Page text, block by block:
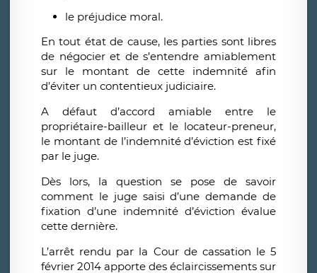
le préjudice moral.
En tout état de cause, les parties sont libres
de négocier et de s’entendre amiablement
sur le montant de cette indemnité afin
d’éviter un contentieux judiciaire.
A défaut d’accord amiable entre le
propriétaire-bailleur et le locateur-preneur,
le montant de l’indemnité d’éviction est fixé
par le juge.
Dès lors, la question se pose de savoir
comment le juge saisi d’une demande de
fixation d’une indemnité d’éviction évalue
cette dernière.
L’arrêt rendu par la Cour de cassation le 5
février 2014 apporte des éclaircissements sur